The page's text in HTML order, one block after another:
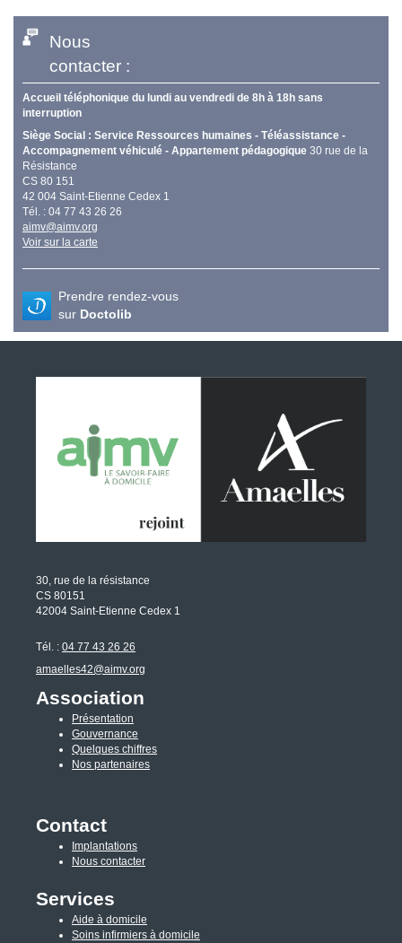
Nous
contacter :
Accueil téléphonique du lundi au vendredi de 8h à 18h sans
interruption
Siège Social : Service Ressources humaines - Téléassistance -
Accompagnement véhiculé - Appartement pédagogique 30 rue de la
Résistance
CS 80 151
42 004 Saint-Etienne Cedex 1
Tél. : 04 77 43 26 26
aimv@aimv.org
Voir sur la carte
Prendre rendez-vous
sur Doctolib
30, rue de la résistance
CS 80151
42004 Saint-Etienne Cedex 1
Tél. : 04 77 43 26 26
amaelles42@aimv.org
Association
Présentation
Gouvernance
Quelques chiffres
Nos partenaires
Contact
Implantations
Nous contacter
Services
Aide à domicile
Soins infirmiers à domicile